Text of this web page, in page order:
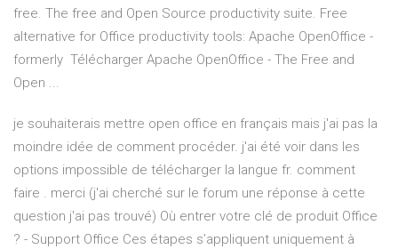
free. The free and Open Source productivity suite. Free
alternative for Office productivity tools: Apache OpenOffice -
formerly Télécharger Apache OpenOffice - The Free and
Open ...
je souhaiterais mettre open office en français mais j'ai pas la
moindre idée de comment procéder. j'ai été voir dans les
options impossible de télécharger la langue fr. comment
faire . merci (j'ai cherché sur le forum une réponse à cette
question j'ai pas trouvé) Où entrer votre clé de produit Office
? - Support Office Ces étapes s’appliquent uniquement à